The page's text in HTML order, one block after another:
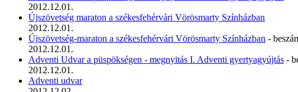
2012.12.01.
Újszövetség maraton a székesfehérvári Vörösmarty Színházban
2012.12.01.
Újszövetség-maraton a székesfehérvári Vörösmarty Színházban -
2012.12.01.
Adventi Udvar a püspökségen - megnyitás I. Adventi gyertyagyújtás -
2012.12.01.
Adventi udvar